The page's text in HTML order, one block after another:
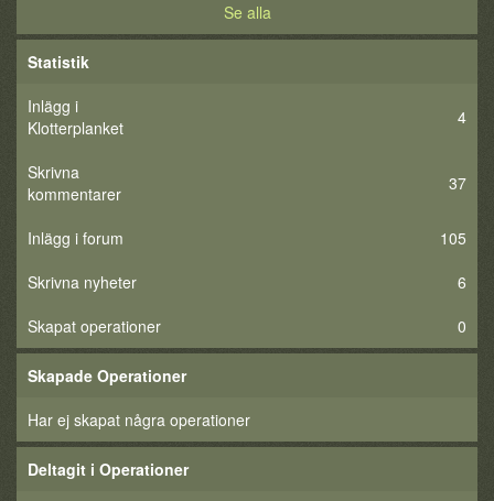
Se alla
Statistik
Inlägg i
Klotterplanket
4
Skrivna
kommentarer
37
Inlägg i forum
105
Skrivna nyheter
6
Skapat operationer
0
Skapade Operationer
Har ej skapat några operationer
Deltagit i Operationer